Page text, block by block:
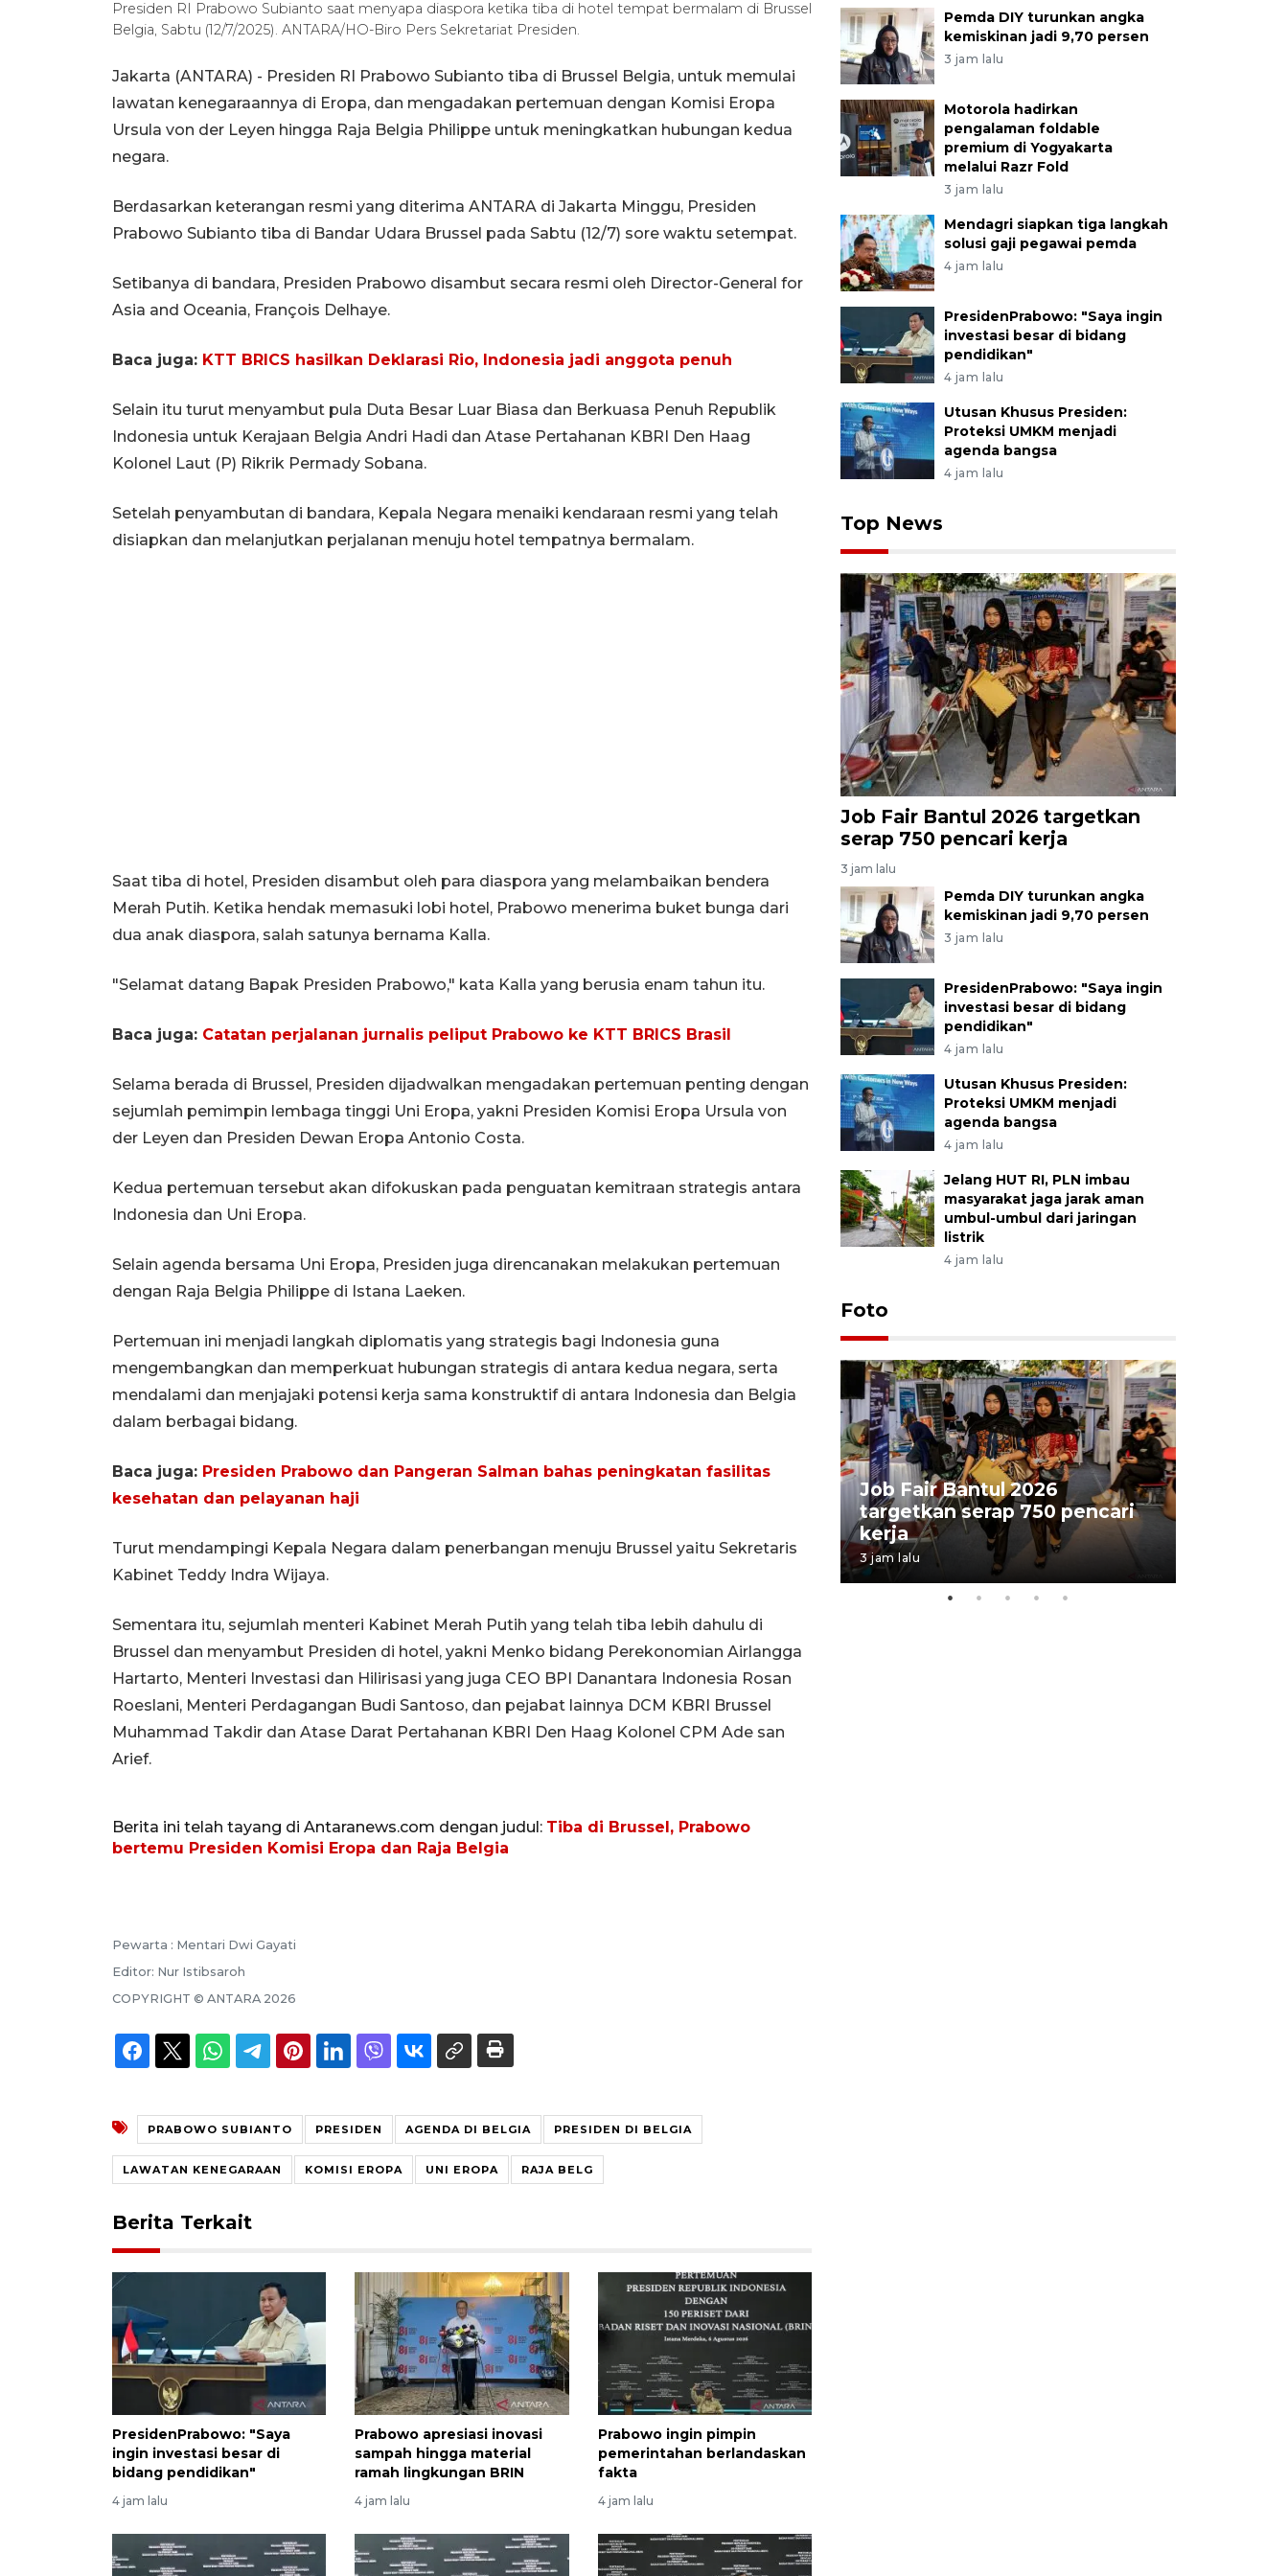
Presiden RI Prabowo Subianto saat menyapa diaspora ketika tiba di hotel tempat bermalam di Brussel
Belgia, Sabtu (12/7/2025). ANTARA/HO-Biro Pers Sekretariat Presiden.
Jakarta (ANTARA) - Presiden RI Prabowo Subianto tiba di Brussel Belgia, untuk memulai
lawatan kenegaraannya di Eropa, dan mengadakan pertemuan dengan Komisi Eropa
Ursula von der Leyen hingga Raja Belgia Philippe untuk meningkatkan hubungan kedua
negara.
Berdasarkan keterangan resmi yang diterima ANTARA di Jakarta Minggu, Presiden
Prabowo Subianto tiba di Bandar Udara Brussel pada Sabtu (12/7) sore waktu setempat.
Setibanya di bandara, Presiden Prabowo disambut secara resmi oleh Director-General for
Asia and Oceania, François Delhaye.
Baca juga: KTT BRICS hasilkan Deklarasi Rio, Indonesia jadi anggota penuh
Selain itu turut menyambut pula Duta Besar Luar Biasa dan Berkuasa Penuh Republik
Indonesia untuk Kerajaan Belgia Andri Hadi dan Atase Pertahanan KBRI Den Haag
Kolonel Laut (P) Rikrik Permady Sobana.
Setelah penyambutan di bandara, Kepala Negara menaiki kendaraan resmi yang telah
disiapkan dan melanjutkan perjalanan menuju hotel tempatnya bermalam.
Saat tiba di hotel, Presiden disambut oleh para diaspora yang melambaikan bendera
Merah Putih. Ketika hendak memasuki lobi hotel, Prabowo menerima buket bunga dari
dua anak diaspora, salah satunya bernama Kalla.
"Selamat datang Bapak Presiden Prabowo," kata Kalla yang berusia enam tahun itu.
Baca juga: Catatan perjalanan jurnalis peliput Prabowo ke KTT BRICS Brasil
Selama berada di Brussel, Presiden dijadwalkan mengadakan pertemuan penting dengan
sejumlah pemimpin lembaga tinggi Uni Eropa, yakni Presiden Komisi Eropa Ursula von
der Leyen dan Presiden Dewan Eropa Antonio Costa.
Kedua pertemuan tersebut akan difokuskan pada penguatan kemitraan strategis antara
Indonesia dan Uni Eropa.
Selain agenda bersama Uni Eropa, Presiden juga direncanakan melakukan pertemuan
dengan Raja Belgia Philippe di Istana Laeken.
Pertemuan ini menjadi langkah diplomatis yang strategis bagi Indonesia guna
mengembangkan dan memperkuat hubungan strategis di antara kedua negara, serta
mendalami dan menjajaki potensi kerja sama konstruktif di antara Indonesia dan Belgia
dalam berbagai bidang.
Baca juga: Presiden Prabowo dan Pangeran Salman bahas peningkatan fasilitas
kesehatan dan pelayanan haji
Turut mendampingi Kepala Negara dalam penerbangan menuju Brussel yaitu Sekretaris
Kabinet Teddy Indra Wijaya.
Sementara itu, sejumlah menteri Kabinet Merah Putih yang telah tiba lebih dahulu di
Brussel dan menyambut Presiden di hotel, yakni Menko bidang Perekonomian Airlangga
Hartarto, Menteri Investasi dan Hilirisasi yang juga CEO BPI Danantara Indonesia Rosan
Roeslani, Menteri Perdagangan Budi Santoso, dan pejabat lainnya DCM KBRI Brussel
Muhammad Takdir dan Atase Darat Pertahanan KBRI Den Haag Kolonel CPM Ade san
Arief.
Berita ini telah tayang di Antaranews.com dengan judul: Tiba di Brussel, Prabowo
bertemu Presiden Komisi Eropa dan Raja Belgia
Pewarta : Mentari Dwi Gayati
Editor: Nur Istibsaroh
COPYRIGHT © ANTARA 2026
PRABOWO SUBIANTO PRESIDEN AGENDA DI BELGIA PRESIDEN DI BELGIA
LAWATAN KENEGARAAN KOMISI EROPA UNI EROPA RAJA BELG
Berita Terkait
PresidenPrabowo: "Saya
ingin investasi besar di
bidang pendidikan"
4 jam lalu
Prabowo apresiasi inovasi
sampah hingga material
ramah lingkungan BRIN
4 jam lalu
Prabowo ingin pimpin
pemerintahan berlandaskan
fakta
4 jam lalu
Pemda DIY turunkan angka
kemiskinan jadi 9,70 persen
3 jam lalu
Motorola hadirkan
pengalaman foldable
premium di Yogyakarta
melalui Razr Fold
3 jam lalu
Mendagri siapkan tiga langkah
solusi gaji pegawai pemda
4 jam lalu
PresidenPrabowo: "Saya ingin
investasi besar di bidang
pendidikan"
4 jam lalu
Utusan Khusus Presiden:
Proteksi UMKM menjadi
agenda bangsa
4 jam lalu
Top News
Job Fair Bantul 2026 targetkan
serap 750 pencari kerja
3 jam lalu
Pemda DIY turunkan angka
kemiskinan jadi 9,70 persen
3 jam lalu
PresidenPrabowo: "Saya ingin
investasi besar di bidang
pendidikan"
4 jam lalu
Utusan Khusus Presiden:
Proteksi UMKM menjadi
agenda bangsa
4 jam lalu
Jelang HUT RI, PLN imbau
masyarakat jaga jarak aman
umbul-umbul dari jaringan
listrik
4 jam lalu
Foto
03 August 2026 13:03 WIB
Job Fair Bantul 2026
targetkan serap 750 pencari
kerja
3 jam lalu